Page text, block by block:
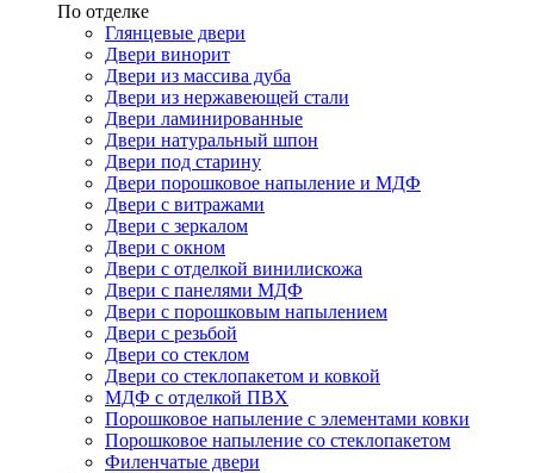
По отделке
Глянцевые двери
Двери винорит
Двери из массива дуба
Двери из нержавеющей стали
Двери ламинированные
Двери натуральный шпон
Двери под старину
Двери порошковое напыление и МДФ
Двери с витражами
Двери с зеркалом
Двери с окном
Двери с отделкой винилискожа
Двери с панелями МДФ
Двери с порошковым напылением
Двери с резьбой
Двери со стеклом
Двери со стеклопакетом и ковкой
МДФ с отделкой ПВХ
Порошковое напыление с элементами ковки
Порошковое напыление со стеклопакетом
Филенчатые двери